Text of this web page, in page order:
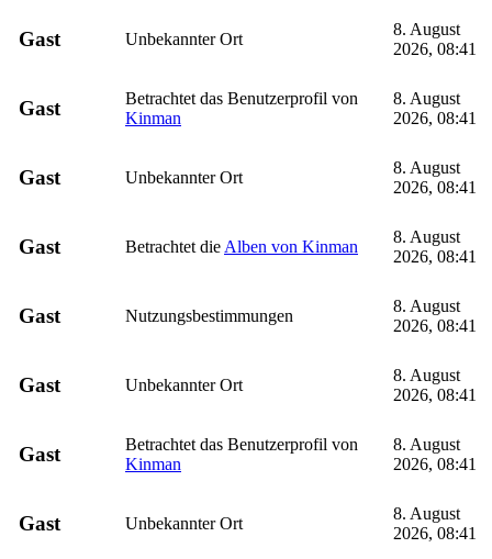
Gast Unbekannter Ort
8. August
2026, 08:41
Gast
Betrachtet das Benutzerprofil von
Kinman
8. August
2026, 08:41
Gast Unbekannter Ort
8. August
2026, 08:41
Gast Betrachtet die Alben von Kinman
8. August
2026, 08:41
Gast Nutzungsbestimmungen
8. August
2026, 08:41
Gast Unbekannter Ort
8. August
2026, 08:41
Gast
Betrachtet das Benutzerprofil von
Kinman
8. August
2026, 08:41
Gast Unbekannter Ort
8. August
2026, 08:41